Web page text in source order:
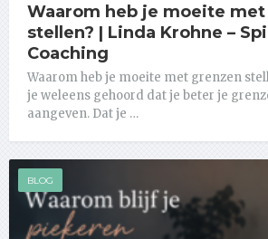
Waarom heb je moeite
stellen? | Linda Krohne –
Coaching
Waarom heb je moeite met grenzen
je weleens gehoord dat je beter je
aangeven. Dat je …
BLOG